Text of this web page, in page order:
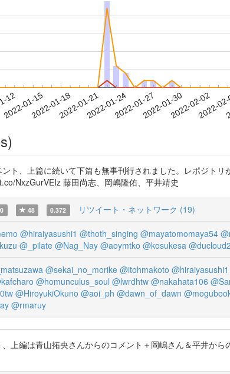
12
2022-01-152022-01-182022-01-212022-01-242022-01-272022-01-302022-02-02
2022-
ト、上篇に続いて下篇も無事刊行されました。レポジト
NxzGurVEIz 藤田尚志、岡嶋隆佑、平井靖史
48 0.372 リツイート・ネットワーク (19)
@hiraiyasushi1 @thoth_singing @mayatomomaya54
@_pilate @Nag_Nay @aoymtko @kosukesa
@sekai_no_morike @itohmakoto @hiraiyasushi1
@homunculus_soul @lwrdhtw @nakahata106
@HiroyukiOkuno @aoi_ph @dawn_of_dawn
@rmaruy
上編は青山拓央さんからのコメント＋岡嶋さん＆平井か